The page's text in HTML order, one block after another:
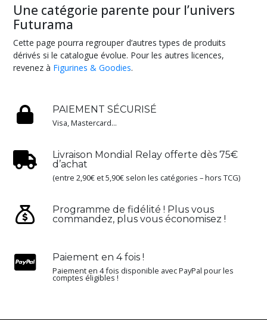
Une catégorie parente pour l’univers
Futurama
Cette page pourra regrouper d’autres types de produits
dérivés si le catalogue évolue. Pour les autres licences,
revenez à Figurines & Goodies.
PAIEMENT SÉCURISÉ
Visa, Mastercard...
Livraison Mondial Relay offerte dès 75€
d’achat
(entre 2,90€ et 5,90€ selon les catégories – hors TCG)
Programme de fidélité ! Plus vous
commandez, plus vous économisez !
Paiement en 4 fois !
Paiement en 4 fois disponible avec PayPal pour les
comptes éligibles !